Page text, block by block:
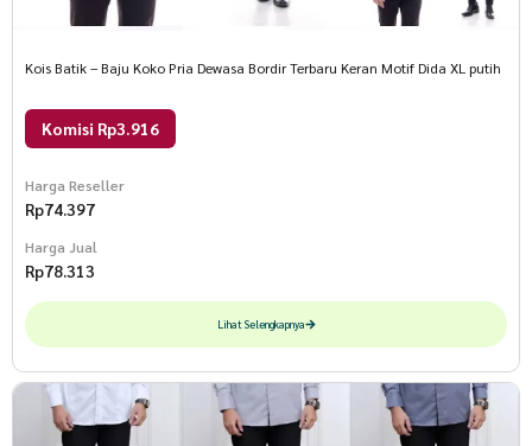
Kois Batik – Baju Koko Pria Dewasa Bordir Terbaru Keran Motif Dida XL putih
Komisi Rp3.916
Harga Reseller
Rp74.397
Harga Jual
Rp78.313
Lihat Selengkapnya